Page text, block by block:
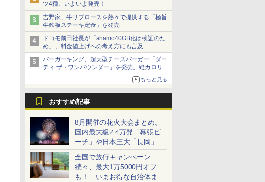
ツ4種、いよいよ発売！
吉野家、牛リブロースを熱々で提供する「極旨
牛鉄板ステーキ定食」を発売
ドコモ前田社長が「ahamo40GB化は検証のた
め」、料金値上げへの考え方にも言及
バーガーキング、超大型チーズバーガー「ダー
ティ ザ・ワンパウンダー」を発売。総カロリー
もっと見る
おすすめ記事
8月開催の花火大会まとめ。
国内最大級2.4万発「幕張ビ
ーチ」や日本三大「長岡」な
ど大型イベント目白押し！
全国で旅行キャンペーン
続々、最大1万5000円オフ
も！ いまお得な自治体まと